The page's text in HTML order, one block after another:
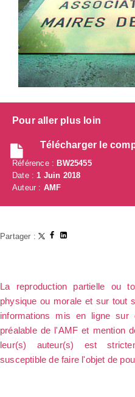
Pour aller plus loin
Télécharger le
Référence :BW25455
Date : 1 Juin 2018
Auteur : AMF
Partager :
La reproduction partielle ou
physique ou morale et sur tout
informations mis en ligne sur
préalable de l'AMF et mention
leur(s) auteur(s) est
susceptible de faire l'objet de